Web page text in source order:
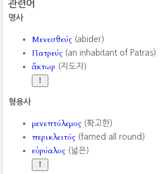
관련어
명사
Μενεσθεύς (abider)
Πατρεύς (an inhabitant of Patras)
ἄκτωρ (지도자)
형용사
μενεπτόλεμος (확고한)
περικλειτός (famed all round)
εὐρύαλος (넓은)